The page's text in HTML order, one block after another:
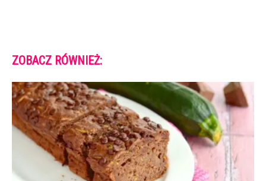
ZOBACZ RÓWNIEŻ: